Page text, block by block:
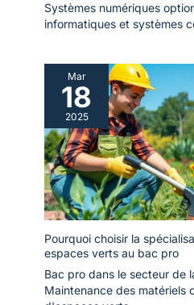
Systèmes numériques
informatiques et systèmes
Mar
18
2025
Pourquoi choisir la
espaces verts au bac pro
Bac pro dans le secteur de
Maintenance des matériels